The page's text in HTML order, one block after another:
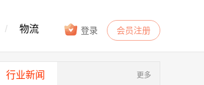
登录 会员注册
/ 物流
行业新闻 更多